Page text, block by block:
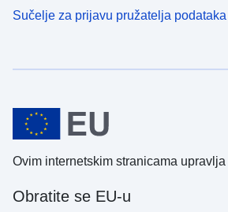
Sučelje za prijavu pružatelja podataka
Ovim internetskim stranicama upravlja
Obratite se EU-u